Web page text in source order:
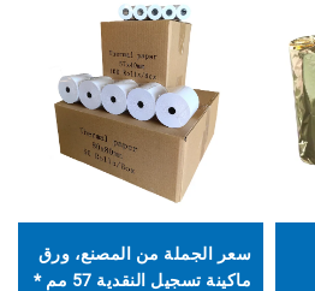
سعر الجملة من المصنع، ورق
ماكينة تسجيل النقدية 57 مم *